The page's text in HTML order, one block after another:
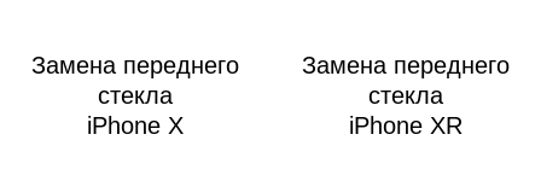
Замена переднего
стекла
iPhone X
Замена переднего
стекла
iPhone XR